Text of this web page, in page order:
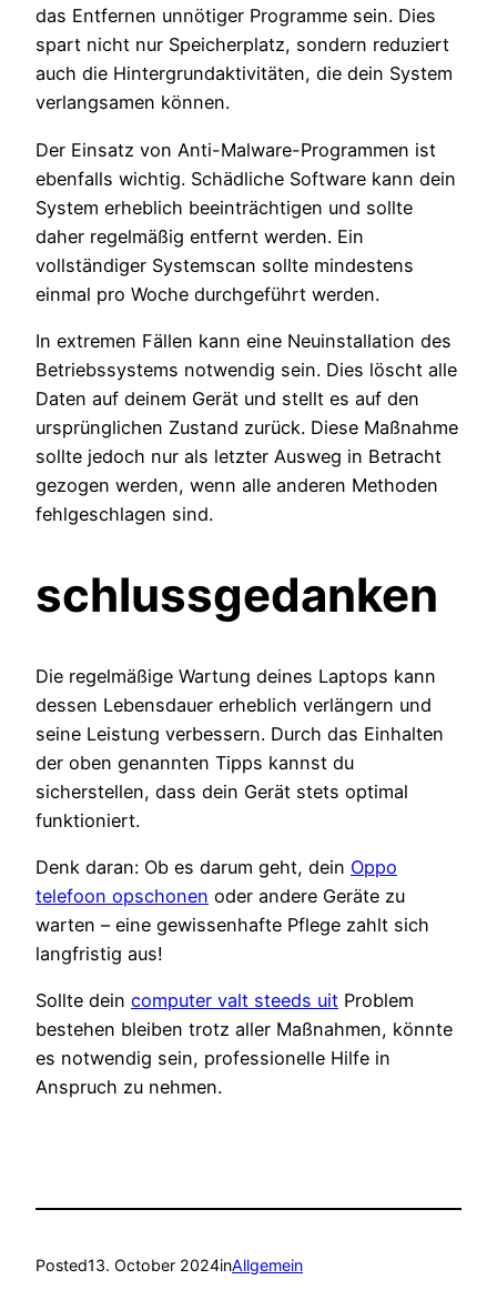
das Entfernen unnötiger Programme sein. Dies
spart nicht nur Speicherplatz, sondern reduziert
auch die Hintergrundaktivitäten, die dein System
verlangsamen können.
Der Einsatz von Anti-Malware-Programmen ist
ebenfalls wichtig. Schädliche Software kann dein
System erheblich beeinträchtigen und sollte
daher regelmäßig entfernt werden. Ein
vollständiger Systemscan sollte mindestens
einmal pro Woche durchgeführt werden.
In extremen Fällen kann eine Neuinstallation des
Betriebssystems notwendig sein. Dies löscht alle
Daten auf deinem Gerät und stellt es auf den
ursprünglichen Zustand zurück. Diese Maßnahme
sollte jedoch nur als letzter Ausweg in Betracht
gezogen werden, wenn alle anderen Methoden
fehlgeschlagen sind.
schlussgedanken
Die regelmäßige Wartung deines Laptops kann
dessen Lebensdauer erheblich verlängern und
seine Leistung verbessern. Durch das Einhalten
der oben genannten Tipps kannst du
sicherstellen, dass dein Gerät stets optimal
funktioniert.
Denk daran: Ob es darum geht, dein Oppo
telefoon opschonen oder andere Geräte zu
warten – eine gewissenhafte Pflege zahlt sich
langfristig aus!
Sollte dein computer valt steeds uit Problem
bestehen bleiben trotz aller Maßnahmen, könnte
es notwendig sein, professionelle Hilfe in
Anspruch zu nehmen.
Posted13. October 2024inAllgemein